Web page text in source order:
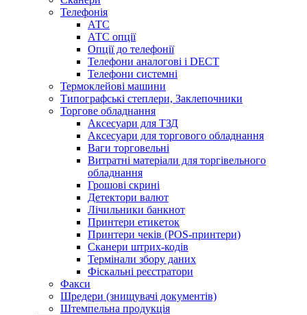
Телефонія
АТС
АТС опції
Опції до телефонії
Телефони аналогові і DECT
Телефони системні
Термоклейові машини
Типографські степлери, Заклепочники
Торгове обладнання
Аксесуари для ТЗД
Аксесуари для торгового обладнання
Ваги торговельні
Витратні матеріали для торгівельного
обладнання
Грошові скрині
Детектори валют
Лічильники банкнот
Принтери етикеток
Принтери чеків (POS-принтери)
Сканери штрих-кодів
Термінали збору даних
Фіскальні реєстратори
Факси
Шредери (знищувачі документів)
Штемпельна продукція